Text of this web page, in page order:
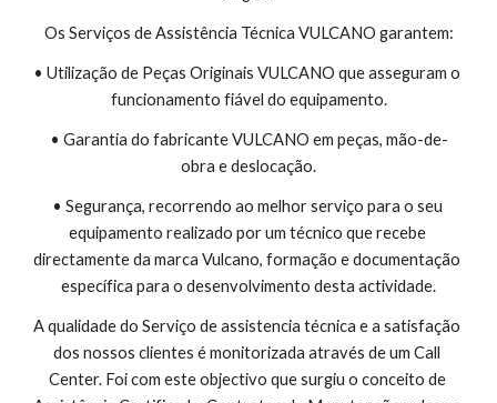
Os Serviços de Assistência Técnica VULCANO garantem:
• Utilização de Peças Originais VULCANO que asseguram o
funcionamento fiável do equipamento.
• Garantia do fabricante VULCANO em peças, mão-de-
obra e deslocação.
• Segurança, recorrendo ao melhor serviço para o seu
equipamento realizado por um técnico que recebe
directamente da marca Vulcano, formação e documentação
específica para o desenvolvimento desta actividade.
A qualidade do Serviço de assistencia técnica e a satisfação
dos nossos clientes é monitorizada através de um Call
Center. Foi com este objectivo que surgiu o conceito de